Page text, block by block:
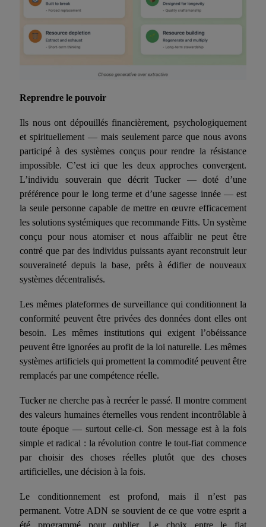
Reprendre le pouvoir
Ils nous ont dépouillés financièrement, psychologiquement
et spirituellement — mais seulement parce que nous avons
participé à des systèmes conçus pour rendre la résistance
impossible. C’est ici que les deux approches convergent.
L’individu souverain que décrit Tucker — doté d’une
préférence pour le long terme et d’une sagesse innée — est
la seule personne capable de mettre en œuvre efficacement
les solutions systémiques que recommande Fitts. Un système
conçu pour nous atomiser et nous affaiblir ne peut être
contré que par des individus puissants ayant reconstruit leur
souveraineté depuis la base, prêts à édifier de nouveaux
systèmes décentralisés.
Les mêmes plateformes de surveillance qui conditionnent la
conformité peuvent être privées des données dont elles ont
besoin. Les mêmes institutions qui exigent l’obéissance
peuvent être ignorées au profit de la loi naturelle. Les mêmes
systèmes artificiels qui promettent la commodité peuvent être
remplacés par une compétence réelle.
Tucker ne cherche pas à recréer le passé. Il montre comment
des valeurs humaines éternelles vous rendent incontrôlable à
toute époque — surtout celle-ci. Son message est à la fois
simple et radical : la révolution contre le tout-fiat commence
par choisir des choses réelles plutôt que des choses
artificielles, une décision à la fois.
Le conditionnement est profond, mais il n’est pas
permanent. Votre ADN se souvient de ce que votre esprit a